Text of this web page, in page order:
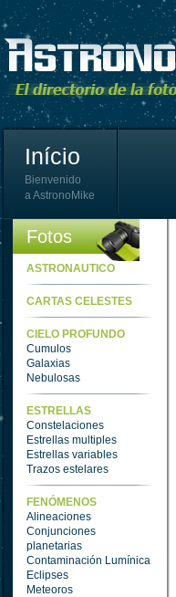
Início
Bienvenido
a AstronoMike
Fotos
ASTRONAUTICO
CARTAS CELESTES
CIELO PROFUNDO
Cumulos
Galaxias
Nebulosas
ESTRELLAS
Constelaciones
Estrellas multiples
Estrellas variables
Trazos estelares
FENÓMENOS
Alineaciones
Conjunciones
planetarias
Contaminación Lumínica
Eclipses
Meteoros